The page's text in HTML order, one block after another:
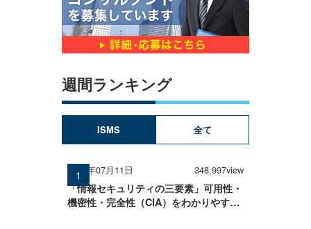
週間ランキング
ISMS 全て
2025年07月11日 348,997view
「情報セキュリティの三要素」可用性・
機密性・完全性（CIA）をわかりやすく